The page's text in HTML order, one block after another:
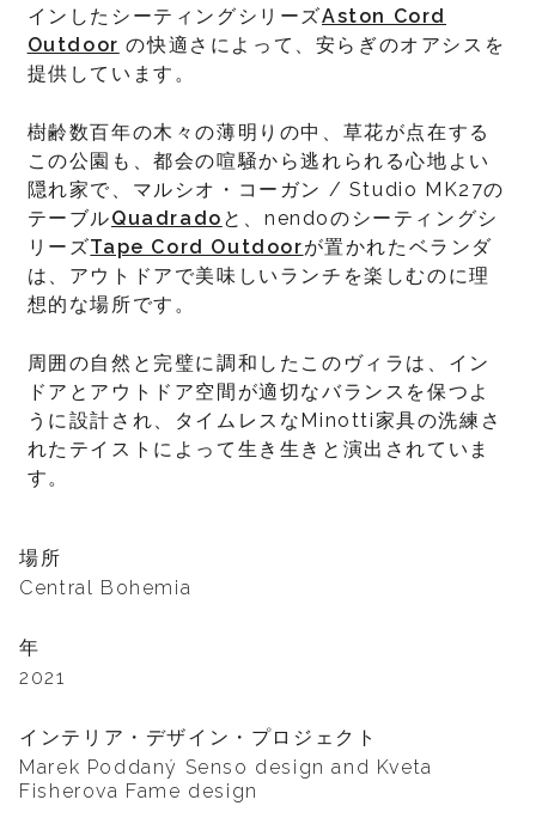
インしたシーティングシリーズAston Cord
Outdoor の快適さによって、安らぎのオアシスを
提供しています。
樹齢数百年の木々の薄明りの中、草花が点在する
この公園も、都会の喧騒から逃れられる心地よい
隠れ家で、マルシオ・コーガン / Studio MK27の
テーブルQuadrado と、nendoのシーティングシ
リーズTape Cord Outdoorが置かれたベランダ
は、アウトドアで美味しいランチを楽しむのに理
想的な場所です。
周囲の自然と完璧に調和したこのヴィラは、イン
ドアとアウトドア空間が適切なバランスを保つよ
うに設計され、タイムレスなMinotti家具の洗練さ
れたテイストによって生き生きと演出されていま
す。
場所
Central Bohemia
年
2021
インテリア・デザイン・プロジェクト
Marek Poddaný Senso design and Kveta
Fisherova Fame design